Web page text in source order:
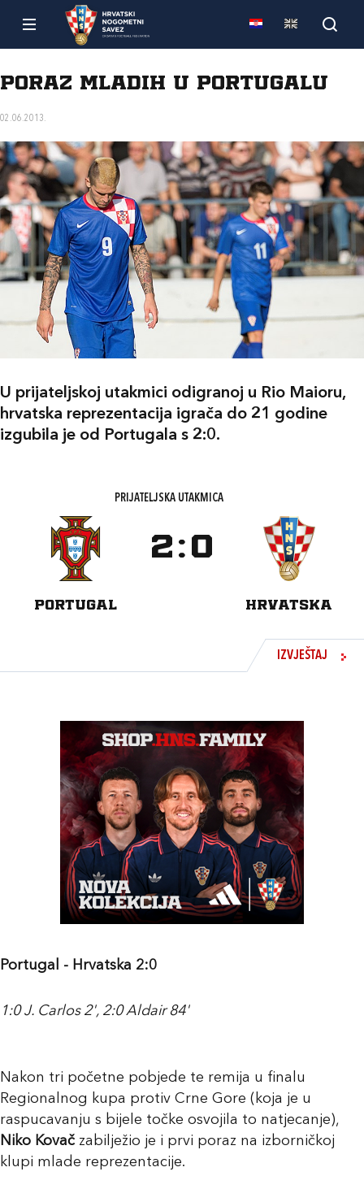
Poraz mladih u Portugalu
02.06.2013.
U prijateljskoj utakmici odigranoj u Rio Maioru,
hrvatska reprezentacija igrača do 21 godine
izgubila je od Portugala s 2:0.
PRIJATELJSKA UTAKMICA
PORTUGAL
2 : 0
HRVATSKA
IZVJEŠTAJ
Portugal - Hrvatska 2:0
1:0 J. Carlos 2', 2:0 Aldair 84'
Nakon tri početne pobjede te remija u finalu
Regionalnog kupa protiv Crne Gore (koja je u
raspucavanju s bijele točke osvojila to natjecanje),
Niko Kovačzabilježio je i prvi poraz na izborničkoj
klupi mlade reprezentacije.